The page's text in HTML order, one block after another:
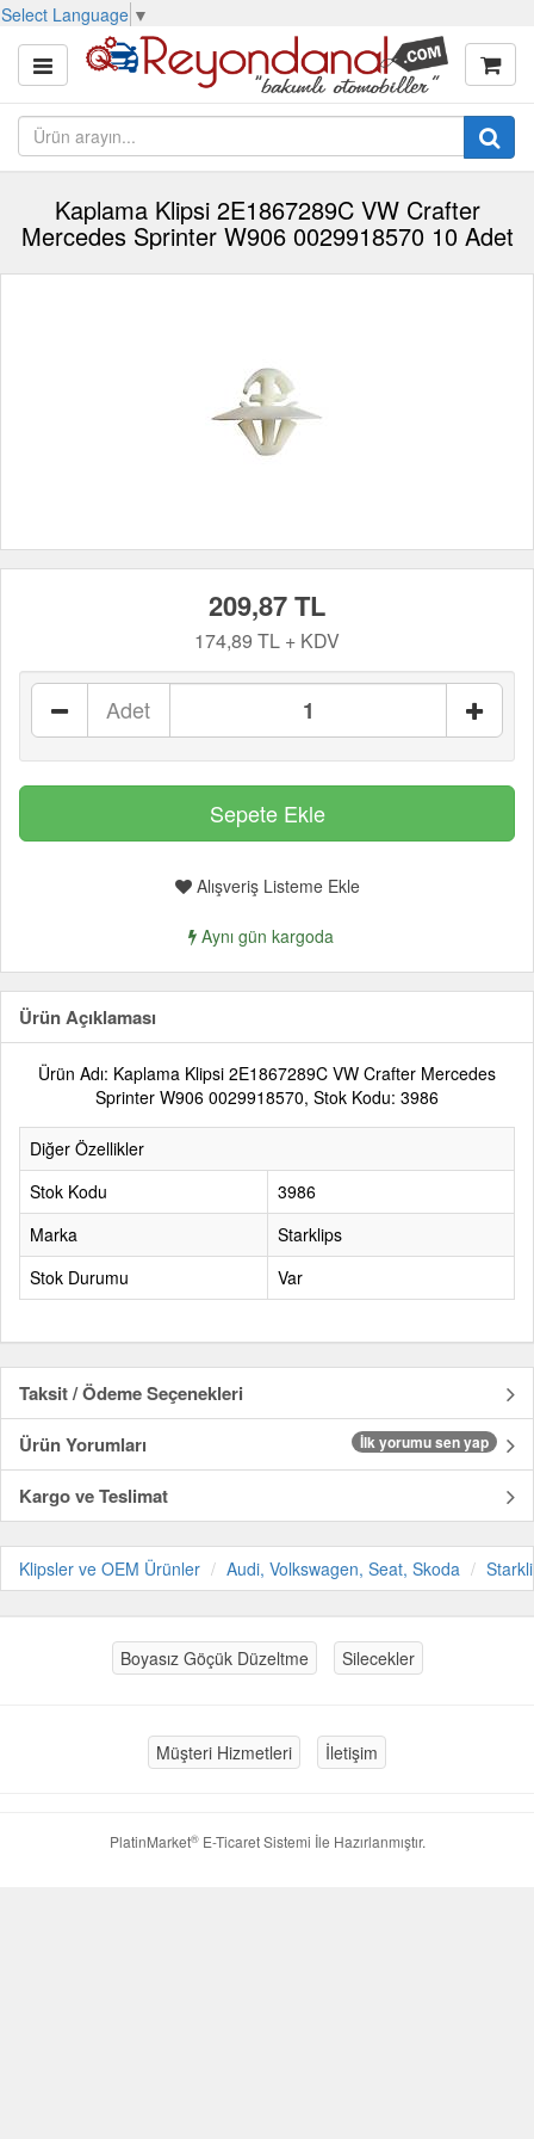
Select Language ▼
Kaplama Klipsi 2E1867289C VW Crafter
Mercedes Sprinter W906 0029918570 10 Adet
209,87 TL
174,89 TL + KDV
Adet
Alışveriş Listeme Ekle
Aynı gün kargoda
Ürün Açıklaması
Ürün Adı: Kaplama Klipsi 2E1867289C VW Crafter Mercedes
Sprinter W906 0029918570, Stok Kodu: 3986
Diğer Özellikler
Stok Kodu
3986
Marka
Starklips
Stok Durumu
Var
Taksit / Ödeme Seçenekleri
Ürün Yorumları
İlk yorumu sen yap
Kargo ve Teslimat
Klipsler ve OEM Ürünler Audi, Volkswagen, Seat, Skoda
Boyasız Göçük Düzeltme Silecekler
Müşteri Hizmetleri İletişim
PlatinMarket®E-Ticaret Sistemi İle Hazırlanmıştır.